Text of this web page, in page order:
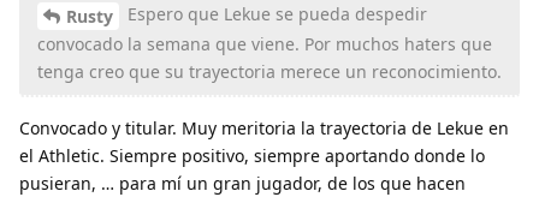
Rusty
Espero que Lekue se pueda despedir
convocado la semana que viene. Por muchos haters que
tenga creo que su trayectoria merece un reconocimiento.
Convocado y titular. Muy meritoria la trayectoria de Lekue en
el Athletic. Siempre positivo, siempre aportando donde lo
pusieran, … para mí un gran jugador, de los que hacen